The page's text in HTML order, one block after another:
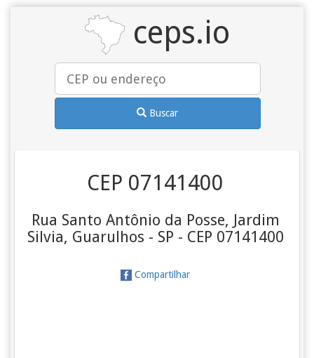
ceps.io
Buscar
CEP 07141400
Rua Santo Antônio da Posse, Jardim
Silvia, Guarulhos - SP - CEP 07141400
Compartilhar